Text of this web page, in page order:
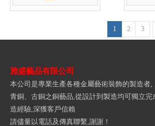
1 2 3
雅盛藝品有限公司
本公司是專業生產各種金屬藝術裝飾的製造者,
青銅、古銅之銅藝品,從設計到製造均可獨立完
造經驗,深獲客戶信賴
請儘量以電話及傳真聯繫,謝謝！